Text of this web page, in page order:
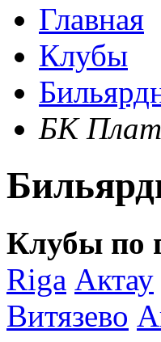
Главная
Клубы
БК
Клубы по
Riga Актау
Витязево